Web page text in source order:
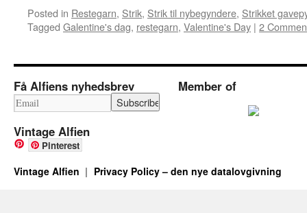
Posted in Restegarn, Strik, Strik til nybegyndere, Strikket
Tagged Galentine's dag, restegarn, Valentine's Day | 2
Få Alfiens nyhedsbrev
Vintage Alfien
Pinterest
Member of
Vintage Alfien Privacy Policy – den nye datalovgivning